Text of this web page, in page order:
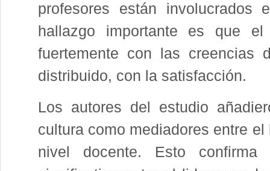
profesores están
hallazgo importante es que
fuertemente con las creencias
distribuido, con la satisfacción.
Los autores del estudio
cultura como mediadores entre
nivel docente. Esto